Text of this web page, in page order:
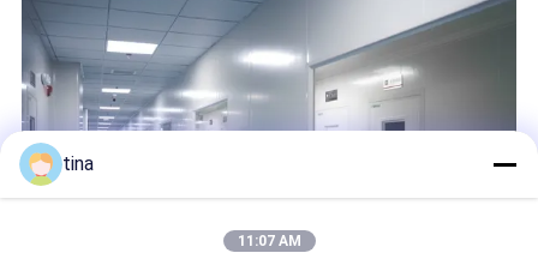
Kit de ensayo ELISA de cristal violeta Muestras de pescado, camarón, alimento para pescado/camarón, aceite de pescado y agua de piscifactorías o estanques
Kit de pruebas ELISA de colistina utilizado para detectar residuos de colistina en carne (vacas, cerdos y pollos) y huevos
tina
11:07 AM